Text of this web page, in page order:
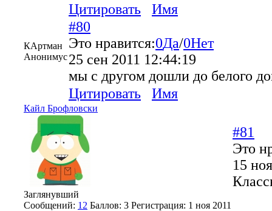
Цитировать
Имя
КАртман
Анонимус
#80
Это нравится:0Да/0Нет
25 сен 2011 12:44:19
мы с другом дошли до белого
Цитировать
Имя
Кайл Брофловски
Заглянувший
Сообщений: 12 Баллов: 3 Регистрация: 1 ноя 2011
#81
Это
15